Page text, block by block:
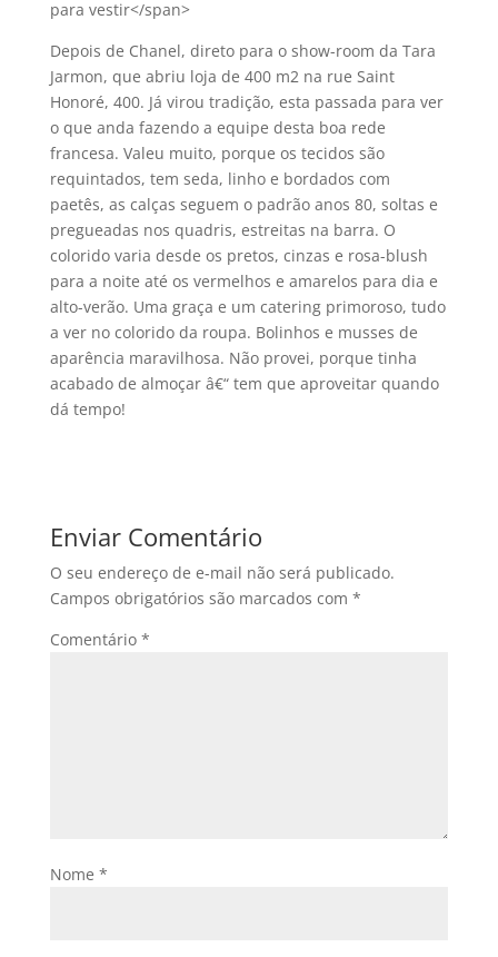
para vestir</span>
Depois de Chanel, direto para o show-room da Tara
Jarmon, que abriu loja de 400 m2 na rue Saint
Honoré, 400. Já virou tradição, esta passada para ver
o que anda fazendo a equipe desta boa rede
francesa. Valeu muito, porque os tecidos são
requintados, tem seda, linho e bordados com
paetês, as calças seguem o padrão anos 80, soltas e
pregueadas nos quadris, estreitas na barra. O
colorido varia desde os pretos, cinzas e rosa-blush
para a noite até os vermelhos e amarelos para dia e
alto-verão. Uma graça e um catering primoroso, tudo
a ver no colorido da roupa. Bolinhos e musses de
aparência maravilhosa. Não provei, porque tinha
acabado de almoçar â€“ tem que aproveitar quando
dá tempo!
Enviar Comentário
O seu endereço de e-mail não será publicado.
Campos obrigatórios são marcados com *
Comentário *
Nome *